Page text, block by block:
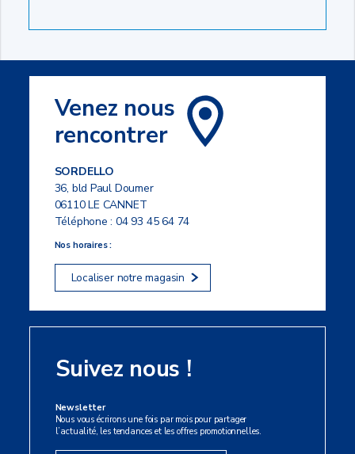
Venez nous
rencontrer
SORDELLO
36, bld Paul Doumer
06110 LE CANNET
Téléphone :04 93 45 64 74
Nos horaires :
Localiser notre magasin
Suivez nous !
Newsletter
Nous vous écrirons une fois par mois pour partager
l’actualité, les tendances et les offres promotionnelles.